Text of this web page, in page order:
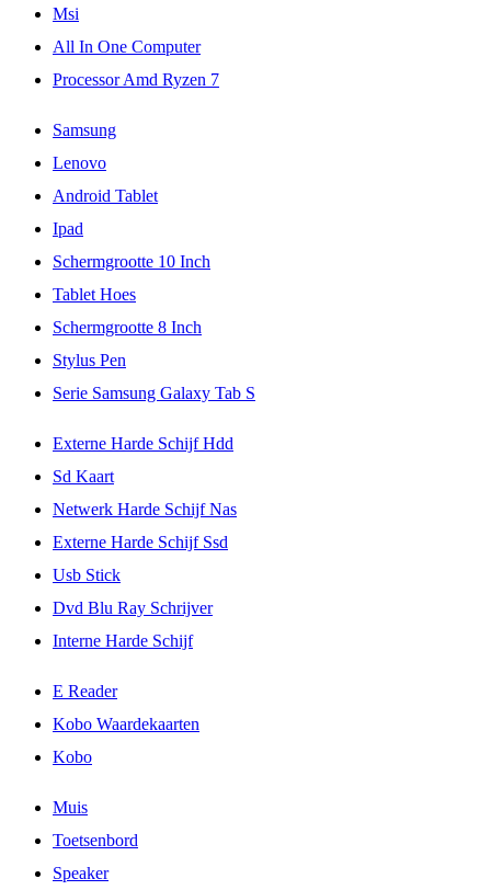
Msi
All In One Computer
Processor Amd Ryzen 7
Samsung
Lenovo
Android Tablet
Ipad
Schermgrootte 10 Inch
Tablet Hoes
Schermgrootte 8 Inch
Stylus Pen
Serie Samsung Galaxy Tab S
Externe Harde Schijf Hdd
Sd Kaart
Netwerk Harde Schijf Nas
Externe Harde Schijf Ssd
Usb Stick
Dvd Blu Ray Schrijver
Interne Harde Schijf
E Reader
Kobo Waardekaarten
Kobo
Muis
Toetsenbord
Speaker